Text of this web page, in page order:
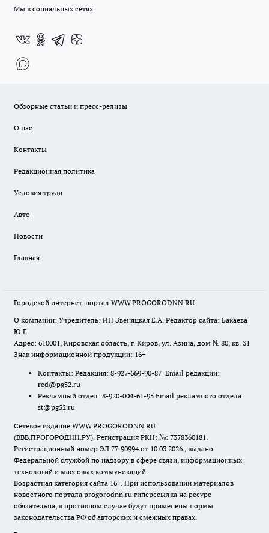
Мы в социальных сетях
Обзорные статьи и пресс-релизы
О нас
Контакты
Редакционная политика
Условия труда
Авто
Новости
Главная
Городской интернет-портал WWW.PROGORODNN.RU
О компании: Учредитель: ИП Звеняцкая Е.А. Редактор сайта: Бакаева
Ю.Г.
Адрес: 610001, Кировская область, г. Киров, ул. Азина, дом № 80, кв. 31
Знак информационной продукции: 16+
Контакты: Редакция: 8-927-669-90-87 Email редакции:
red@pg52.ru
Рекламный отдел: 8-920-004-61-95 Email рекламного отдела:
st@pg52.ru
Сетевое издание WWW.PROGORODNN.RU
(ВВВ.ПРОГОРОДНН.РУ). Регистрация РКН: №: 7378360181.
Регистрационный номер ЭЛ 77-90994 от 10.03.2026., выдано
Федеральной службой по надзору в сфере связи, информационных
технологий и массовых коммуникаций.
Возрастная категория сайта 16+. При использовании материалов
новостного портала progorodnn.ru гиперссылка на ресурс
обязательна, в противном случае будут применены нормы
законодательства РФ об авторских и смежных правах.